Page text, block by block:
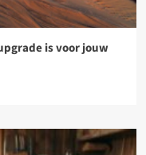
is voor jouw